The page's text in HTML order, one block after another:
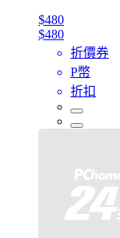
$480
$480
折價券
P幣
折扣